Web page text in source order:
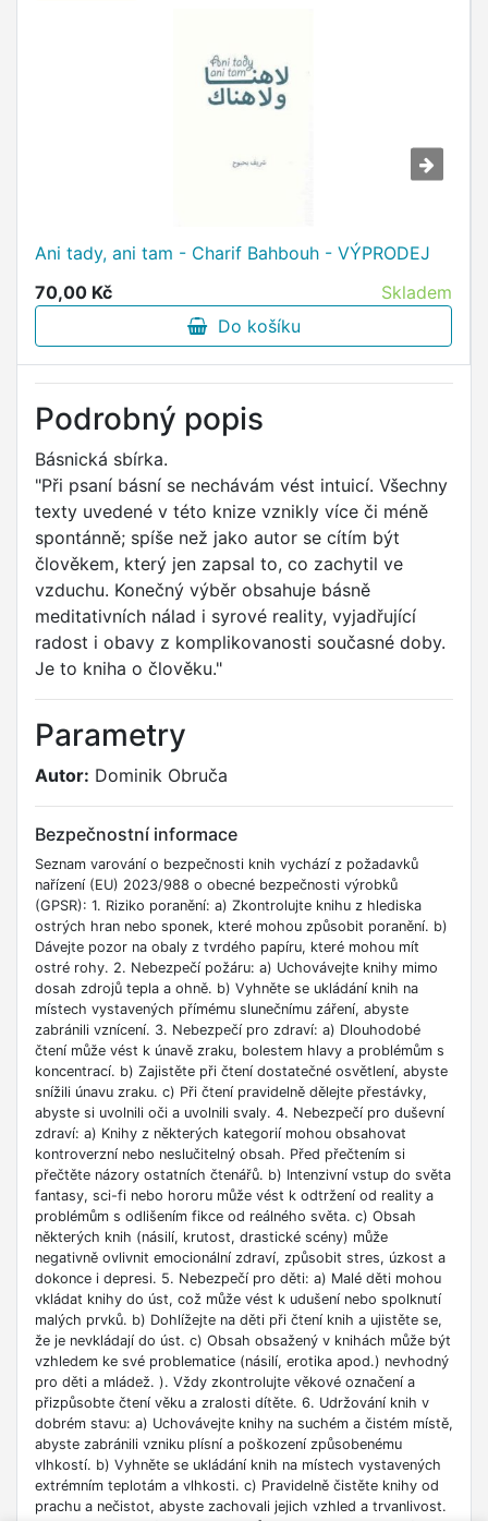
Ani tady, ani tam - Charif Bahbouh - VÝPRODEJ
70,00 Kč
Skladem
Do košíku
Podrobný popis
Básnická sbírka.
"Při psaní básní se nechávám vést intuicí. Všechny
texty uvedené v této knize vznikly více či méně
spontánně; spíše než jako autor se cítím být
člověkem, který jen zapsal to, co zachytil ve
vzduchu. Konečný výběr obsahuje básně
meditativních nálad i syrové reality, vyjadřující
radost i obavy z komplikovanosti současné doby.
Je to kniha o člověku."
Parametry
Autor: Dominik Obruča
Bezpečnostní informace
Seznam varování o bezpečnosti knih vychází z požadavků
nařízení (EU) 2023/988 o obecné bezpečnosti výrobků
(GPSR): 1. Riziko poranění: a) Zkontrolujte knihu z hlediska
ostrých hran nebo sponek, které mohou způsobit poranění. b)
Dávejte pozor na obaly z tvrdého papíru, které mohou mít
ostré rohy. 2. Nebezpečí požáru: a) Uchovávejte knihy mimo
dosah zdrojů tepla a ohně. b) Vyhněte se ukládání knih na
místech vystavených přímému slunečnímu záření, abyste
zabránili vznícení. 3. Nebezpečí pro zdraví: a) Dlouhodobé
čtení může vést k únavě zraku, bolestem hlavy a problémům s
koncentrací. b) Zajistěte při čtení dostatečné osvětlení, abyste
snížili únavu zraku. c) Při čtení pravidelně dělejte přestávky,
abyste si uvolnili oči a uvolnili svaly. 4. Nebezpečí pro duševní
zdraví: a) Knihy z některých kategorií mohou obsahovat
kontroverzní nebo neslučitelný obsah. Před přečtením si
přečtěte názory ostatních čtenářů. b) Intenzivní vstup do světa
fantasy, sci-fi nebo hororu může vést k odtržení od reality a
problémům s odlišením fikce od reálného světa. c) Obsah
některých knih (násilí, krutost, drastické scény) může
negativně ovlivnit emocionální zdraví, způsobit stres, úzkost a
dokonce i depresi. 5. Nebezpečí pro děti: a) Malé děti mohou
vkládat knihy do úst, což může vést k udušení nebo spolknutí
malých prvků. b) Dohlížejte na děti při čtení knih a ujistěte se,
že je nevkládají do úst. c) Obsah obsažený v knihách může být
vzhledem ke své problematice (násilí, erotika apod.) nevhodný
pro děti a mládež. ). Vždy zkontrolujte věkové označení a
přizpůsobte čtení věku a zralosti dítěte. 6. Udržování knih v
dobrém stavu: a) Uchovávejte knihy na suchém a čistém místě,
abyste zabránili vzniku plísní a poškození způsobenému
vlhkostí. b) Vyhněte se ukládání knih na místech vystavených
extrémním teplotám a vlhkosti. c) Pravidelně čistěte knihy od
prachu a nečistot, abyste zachovali jejich vzhled a trvanlivost.